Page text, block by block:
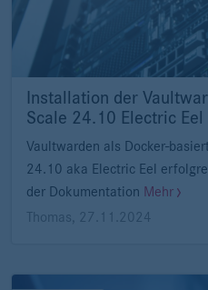
Installation der
Scale 24.10 Electric Eel
Vaultwarden als Docker-
24.10 aka Electric Eel
der Dokumentation Mehr
Thomas
27.11.2024